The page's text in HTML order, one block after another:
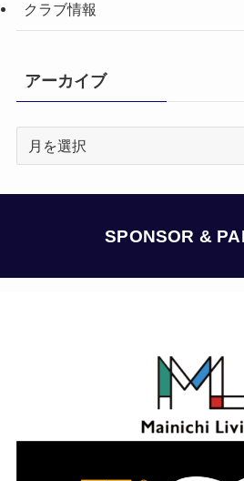
クラブ情報
アーカイブ
SPONSOR &